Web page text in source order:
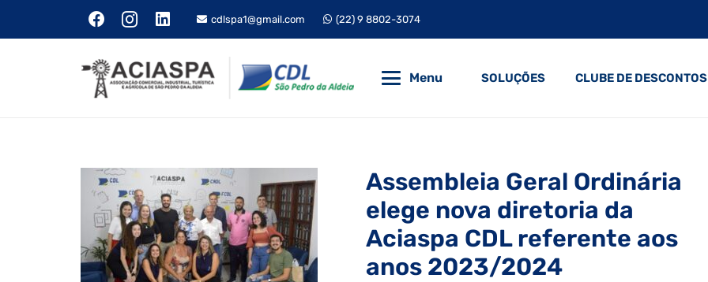
cdlspa1@gmail.com (22) 9 8802-3074
Menu SOLUÇÕES CLUBE DE DESCONTOS
Assembleia Geral Ordinária
elege nova diretoria da
Aciaspa CDL referente aos
anos 2023/2024